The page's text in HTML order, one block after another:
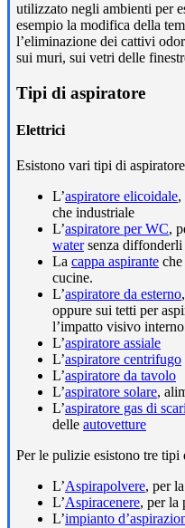
utilizzato negli ambienti per
esempio la modifica della
l’eliminazione dei cattivi
sui muri, sui vetri delle
Tipi di aspiratore
Elettrici
Esistono vari tipi di
L’aspiratore elicoidale,
che industriale
L’aspiratore per WC,
watersenza diffonderli
La cappa aspirante
cucine.
L’aspiratore da esterno
oppure sui tetti per
l’impatto visivo
L’aspiratore assiale
L’aspiratore centrifugo
L’aspiratore da tavolo
L’aspiratore solare,
L’aspiratore gas di
delle autovetture
Per le pulizie esistono tre tipi
L’Aspirapolvere, per
L’Aspiracenere, per la
L’impianto